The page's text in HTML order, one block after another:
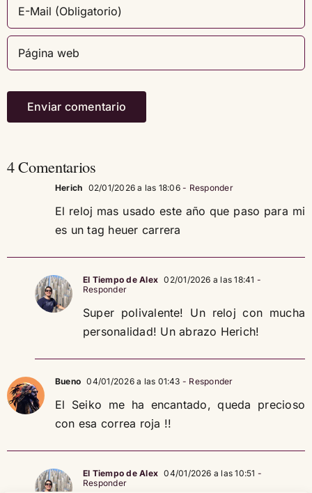
4 Comentarios
Herich 02/01/2026 a las 18:06- Responder
El reloj mas usado este año que paso para mi
es un tag heuer carrera
El Tiempo de Alex 02/01/2026 a las 18:41 -
Responder
Super polivalente! Un reloj con mucha
personalidad! Un abrazo Herich!
Bueno 04/01/2026 a las 01:43 - Responder
El Seiko me ha encantado, queda precioso
con esa correa roja !!
El Tiempo de Alex 04/01/2026 a las 10:51 -
Responder